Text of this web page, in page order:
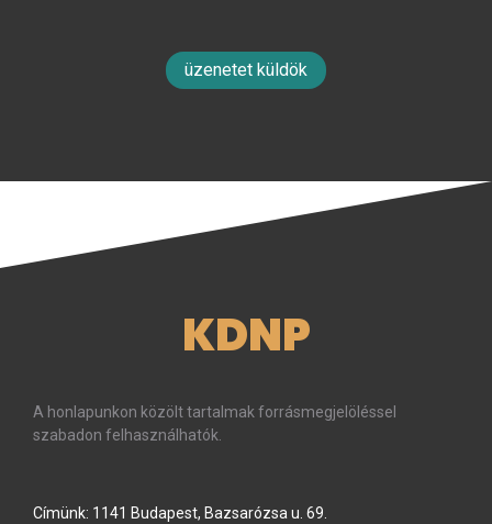
üzenetet küldök
KDNP
A honlapunkon közölt tartalmak forrásmegjelöléssel
szabadon felhasználhatók.
Címünk: 1141 Budapest, Bazsarózsa u. 69.